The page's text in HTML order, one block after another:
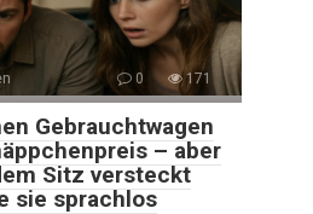
0 171
Gebrauchtwagen
– aber
Sitz versteckt
sie sprachlos